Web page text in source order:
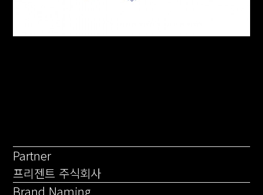
Partner
프리젠트 주식회사
Brand Naming